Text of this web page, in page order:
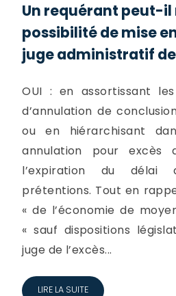
Un requérant peut-
possibilité de mise
juge administratif
OUI : en assortissant
d’annulation de
ou en hiérarchisant
annulation pour excès
l’expiration du délai
prétentions. Tout en
« de l’économie de
« sauf dispositions
juge de l’excès...
LIRE LA SUITE